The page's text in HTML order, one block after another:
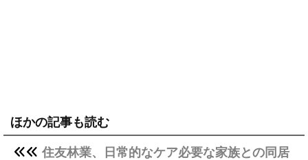
ほかの記事も読む
住友林業、日常的なケア必要な家族との同居